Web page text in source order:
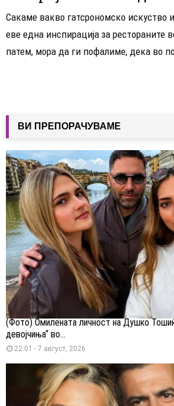
Сакаме вакво гатсрономско искуство
еве една инспирација за рестораните
патем, мора да ги пофалиме, дека во
ВИ ПРЕПОРАЧУВАМЕ
(Фото) Омилената личност на Душко
девојчиња“ во...
22:01 - 7 август, 2026